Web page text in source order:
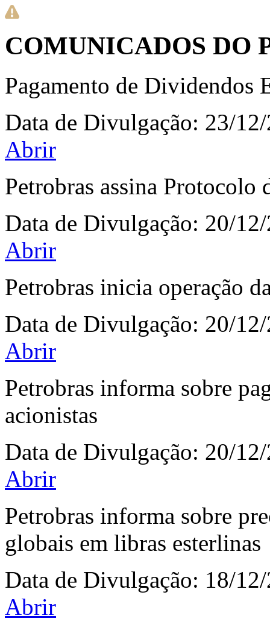
COMUNICADOS DO
Pagamento de Dividendos
Data de Divulgação: 23/
Abrir
Petrobras assina Protocolo
Data de Divulgação: 20/
Abrir
Petrobras inicia operação
Data de Divulgação: 20/
Abrir
Petrobras informa sobre
acionistas
Data de Divulgação: 20/
Abrir
Petrobras informa sobre
globais em libras esterlinas
Data de Divulgação: 18/
Abrir